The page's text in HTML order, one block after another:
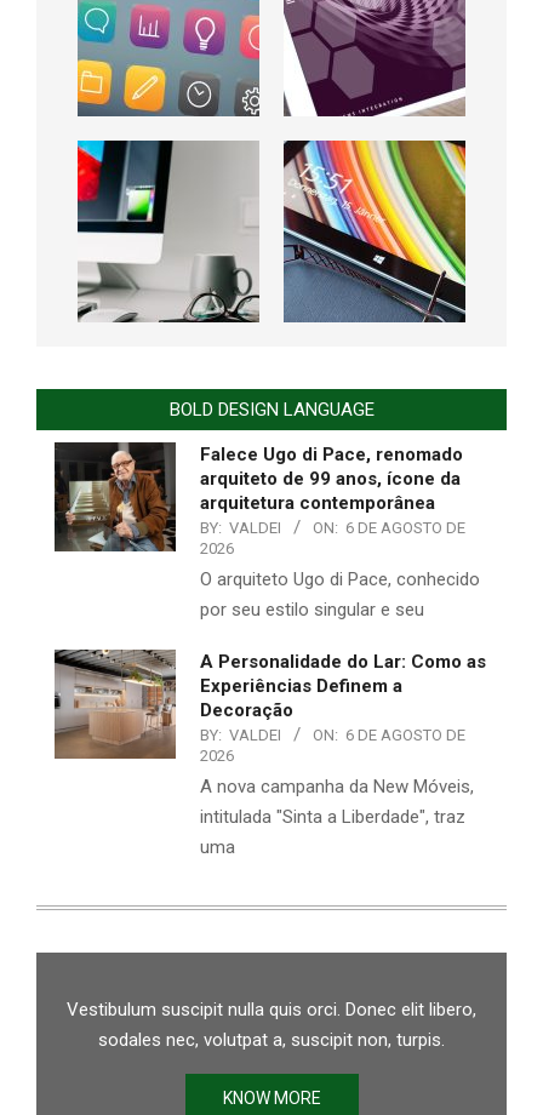
BOLD DESIGN LANGUAGE
Falece Ugo di Pace, renomado
arquiteto de 99 anos, ícone da
arquitetura contemporânea
BY: VALDEI ON: 6 DE AGOSTO DE
2026
O arquiteto Ugo di Pace, conhecido
por seu estilo singular e seu
A Personalidade do Lar: Como as
Experiências Definem a
Decoração
BY: VALDEI ON: 6 DE AGOSTO DE
2026
A nova campanha da New Móveis,
intitulada "Sinta a Liberdade", traz
uma
Vestibulum suscipit nulla quis orci. Donec elit libero,
sodales nec, volutpat a, suscipit non, turpis.
KNOW MORE